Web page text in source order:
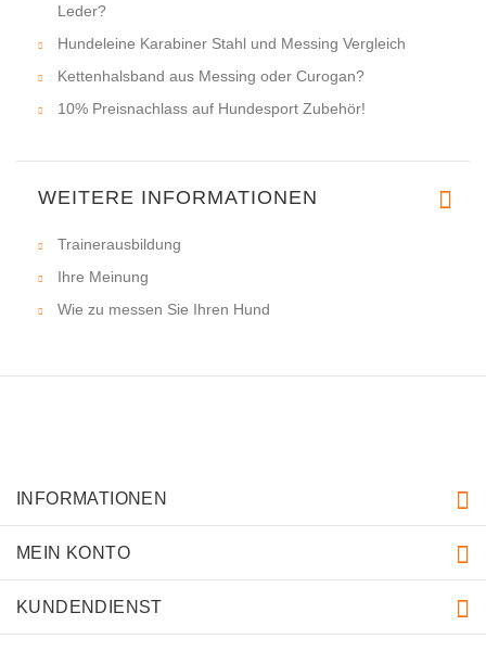
Leder?
Hundeleine Karabiner Stahl und Messing Vergleich
Kettenhalsband aus Messing oder Curogan?
10% Preisnachlass auf Hundesport Zubehör!
WEITERE INFORMATIONEN
Trainerausbildung
Ihre Meinung
Wie zu messen Sie Ihren Hund
INFORMATIONEN
MEIN KONTO
KUNDENDIENST